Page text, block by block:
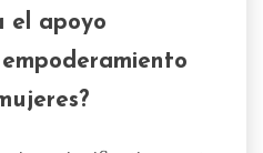
el apoyo